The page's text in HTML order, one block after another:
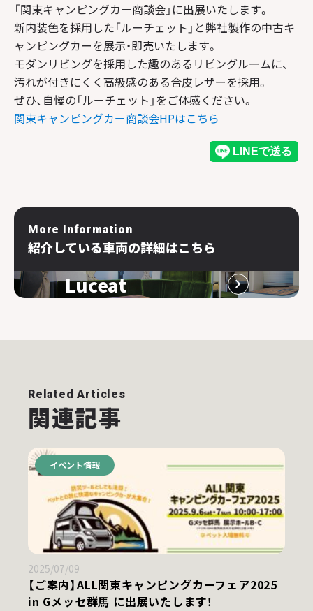
「関東キャンピングカー商談会」に出展いたします。
新内装色を採用した「ルーチェット」と弊社製作の中古キ
ャンピングカーを展示・即売いたします。
モダンリビングを採用した趣のあるリビングルームに、
汚れが付きにくく高級感のある合皮レザーを採用。
ぜひ、自慢の「ルーチェット」をご体感ください。
関東キャンピングカー商談会HPはこちら
More Information
紹介している車両の詳細はこちら
Luceat
Related Articles
関連記事
イベント情報
2025/07/09
【ご案内】ALL関東キャンピングカーフェア2025
in Gメッセ群馬 に出展いたします！